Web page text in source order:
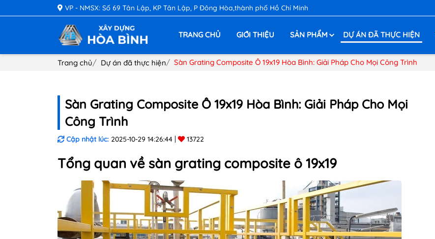
VP - NMSX: Số 69 Tân Lập, KP Tân Lập, P Đông Hòa,thành phố Hồ Chí Minh
TRANG CHỦ GIỚI THIỆU SẢN PHẨM DỰ ÁN ĐÃ THỰC HIỆN
Trang chủ Dự án đã thực hiện Sàn Grating Composite Ô 19x19 Hòa Bình: Giải Pháp Cho Mọi Công Trình
Sàn Grating Composite Ô 19x19 Hòa Bình: Giải Pháp Cho Mọi
Công Trình
Cập nhật lúc: 2025-10-29 14:26:44 13722
Tổng quan về sàn grating composite ô 19x19